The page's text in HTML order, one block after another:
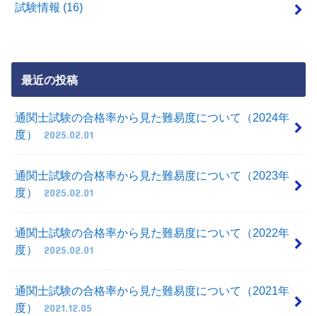
試験情報 (16)
最近の投稿
通関士試験の合格率から見た難易度について（2024年
度）
2025.02.01
通関士試験の合格率から見た難易度について（2023年
度）
2025.02.01
通関士試験の合格率から見た難易度について（2022年
度）
2025.02.01
通関士試験の合格率から見た難易度について（2021年
度）
2021.12.05